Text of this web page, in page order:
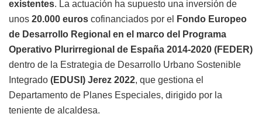
existentes. La actuación ha supuesto una inversión de
unos 20.000 euros cofinanciados por el
Fondo Europeo
de Desarrollo Regional en el marco del Programa
Operativo Plurirregional de España 2014-2020 (FEDER)
dentro de la Estrategia de Desarrollo Urbano Sostenible
Integrado (EDUSI) Jerez 2022, que gestiona el
Departamento de Planes Especiales, dirigido por la
teniente de alcaldesa.